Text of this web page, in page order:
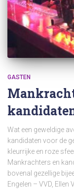
GASTEN
Wat een geweldige
kandidaten voor de
kleurrijke en roze
Mankrachters en
bovenal gezellige
Engelen – VVD,